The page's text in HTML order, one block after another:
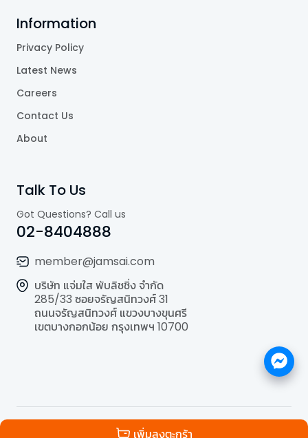
เพิ่มลงตะกร้า
Information
Privacy Policy
Latest News
Careers
Contact Us
About
Talk To Us
Got Questions? Call us
02-8404888
member@jamsai.com
บริษัท แจ่มใส พับลิชชิ่ง จำกัด
285/33 ซอยจรัญสนิทวงศ์ 31
ถนนจรัญสนิทวงศ์ แขวงบางขุนศรี
เขตบางกอกน้อย กรุงเทพฯ 10700
All Rights Reserved | Powered by